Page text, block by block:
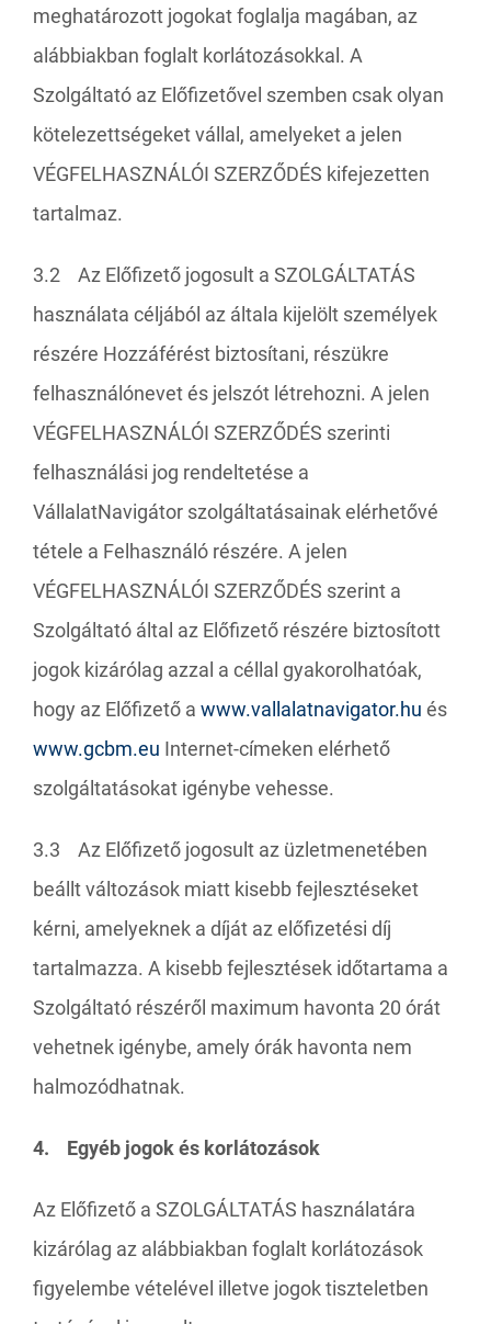
meghatározott jogokat foglalja magában, az
alábbiakban foglalt korlátozásokkal. A
Szolgáltató az Előfizetővel szemben csak olyan
kötelezettségeket vállal, amelyeket a jelen
VÉGFELHASZNÁLÓI SZERZŐDÉS kifejezetten
tartalmaz.
3.2 Az Előfizető jogosult a SZOLGÁLTATÁS
használata céljából az általa kijelölt személyek
részére Hozzáférést biztosítani, részükre
felhasználónevet és jelszót létrehozni. A jelen
VÉGFELHASZNÁLÓI SZERZŐDÉS szerinti
felhasználási jog rendeltetése a
VállalatNavigátor szolgáltatásainak elérhetővé
tétele a Felhasználó részére. A jelen
VÉGFELHASZNÁLÓI SZERZŐDÉS szerint a
Szolgáltató által az Előfizető részére biztosított
jogok kizárólag azzal a céllal gyakorolhatóak,
hogy az Előfizető a www.vallalatnavigator.hu és
www.gcbm.eu Internet-címeken elérhető
szolgáltatásokat igénybe vehesse.
3.3 Az Előfizető jogosult az üzletmenetében
beállt változások miatt kisebb fejlesztéseket
kérni, amelyeknek a díját az előfizetési díj
tartalmazza. A kisebb fejlesztések időtartama a
Szolgáltató részéről maximum havonta 20 órát
vehetnek igénybe, amely órák havonta nem
halmozódhatnak.
4. Egyéb jogok és korlátozások
Az Előfizető a SZOLGÁLTATÁS használatára
kizárólag az alábbiakban foglalt korlátozások
figyelembe vételével illetve jogok tiszteletben